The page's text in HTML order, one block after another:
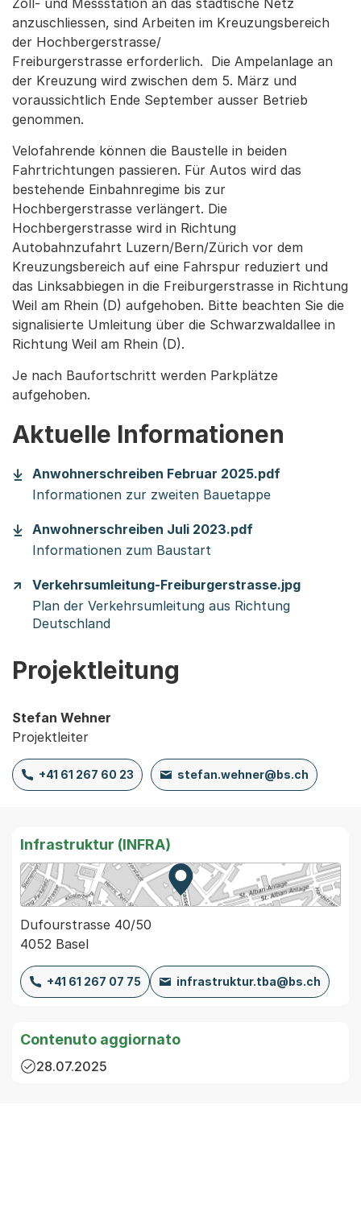
anzuschliessen, sind Arbeiten im Kreuzungsbereich
der Hochbergerstrasse/
Freiburgerstrasse erforderlich. Die Ampelanlage an
der Kreuzung wird zwischen dem 5. März und
voraussichtlich Ende September ausser Betrieb
genommen.
Velofahrende können die Baustelle in beiden
Fahrtrichtungen passieren. Für Autos wird das
bestehende Einbahnregime bis zur
Hochbergerstrasse verlängert. Die
Hochbergerstrasse wird in Richtung
Autobahnzufahrt Luzern/Bern/Zürich vor dem
Kreuzungsbereich auf eine Fahrspur reduziert und
das Linksabbiegen in die Freiburgerstrasse in Richtung
Weil am Rhein (D) aufgehoben. Bitte beachten Sie die
signalisierte Umleitung über die Schwarzwaldallee in
Richtung Weil am Rhein (D).
Je nach Baufortschritt werden Parkplätze
aufgehoben.
Aktuelle Informationen
Anwohnerschreiben Februar 2025.pdf(Startet
Informationen zur zweiten Bauetappe
Anwohnerschreiben Juli 2023.pdf(Startet einen
Informationen zum Baustart
Verkehrsumleitung-Freiburgerstrasse.jpg(Startet
Plan der Verkehrsumleitung aus Richtung
Deutschland
Projektleitung
Stefan Wehner
Projektleiter
+41 61 267 60 23 stefan.wehner@bs.ch
Infrastruktur (INFRA)
Zur Karte von MapBS.
Externer Link, wird in einem
Dufourstrasse 40/50
4052 Basel
+41 61 267 07 75 infrastruktur.tba@bs.ch
Contenuto aggiornato
28.07.2025